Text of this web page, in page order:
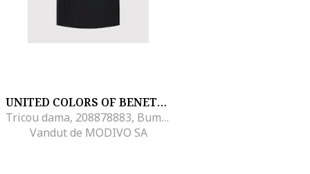
UNITED COLORS OF BENETTON
Tricou dama, 208878883, Bumbac, Negru, Negru
Vandut de MODIVO SA